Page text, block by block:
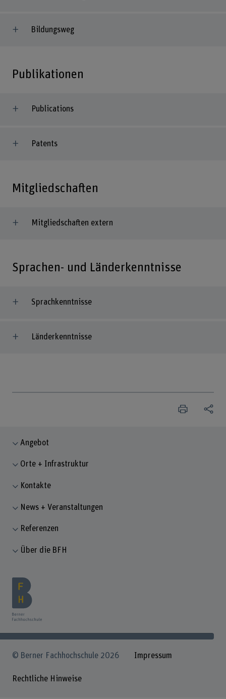
Bildungsweg
Publikationen
Publications
Patents
Mitgliedschaften
Mitgliedschaften extern
Sprachen- und Länderkenntnisse
Sprachkenntnisse
Länderkenntnisse
Angebot
Orte + Infrastruktur
Kontakte
News + Veranstaltungen
Referenzen
Über die BFH
© Berner Fachhochschule 2026 Impressum
Rechtliche Hinweise